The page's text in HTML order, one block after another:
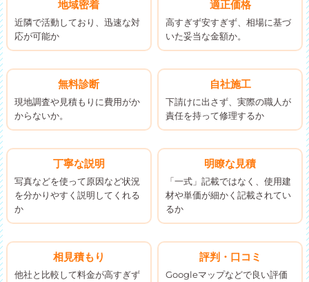
地域密着
近隣で活動しており、迅速な対
応が可能か
適正価格
高すぎず安すぎず、相場に基づ
いた妥当な金額か。
無料診断
現地調査や見積もりに費用がか
からないか。
自社施工
下請けに出さず、実際の職人が
責任を持って修理するか
丁寧な説明
写真などを使って原因など状況
を分かりやすく説明してくれる
か
明瞭な見積
「一式」記載ではなく、使用建
材や単価が細かく記載されてい
るか
相見積もり
他社と比較して料金が高すぎず
評判・口コミ
Googleマップなどで良い評価